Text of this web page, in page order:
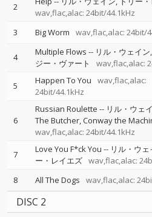
2
wav,flac,alac: 24bit/44.1kHz
3 Big Worm wav,flac,alac: 24bit/
4 Multiple Flows -- リル・ウェイン
ジー・ヴァート
wav,flac,alac:
5 Happen To You
wav,flac,alac:
24bit/44.1kHz
6
Russian Roulette -- リル・ウェ
The Butcher Conway the
wav,flac,alac: 24bit/44.1kHz
7 Love You F*ck You -- リル・ウェ
ー・レイエズ wav,flac,alac:
8 All The Dogs wav,flac,alac:
DISC 2